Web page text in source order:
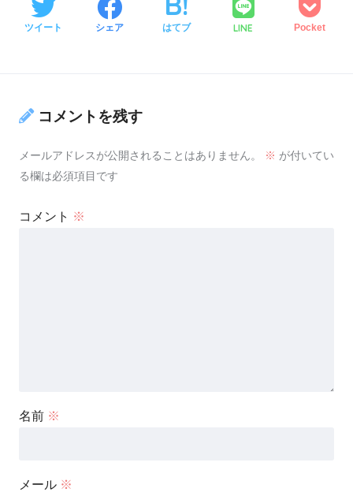
ツイート シェア はてブ LINE Pocket
コメントを残す
メールアドレスが公開されることはありません。 ※ が付いてい
る欄は必須項目です
コメント ※
名前 ※
メール ※